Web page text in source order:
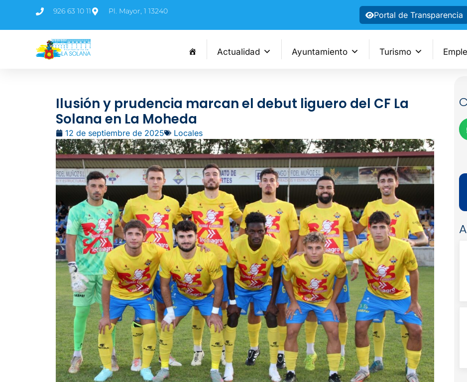
926 63 10 11 Pl. Mayor, 1 13240 Portal de Transparencia
Actualidad Ayuntamiento Turismo
Ilusión y prudencia marcan el debut liguero del CF La
Solana en La Moheda
12 de septiembre de 2025 Locales